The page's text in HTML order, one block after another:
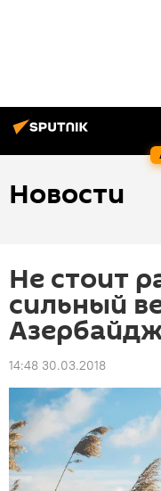
Новости
Не стоит
сильный
14:48 30.03.2018